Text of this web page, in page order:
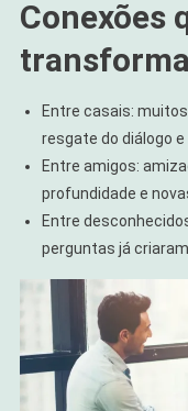
Conexões
Entre casais:
resgate do diálogo
Entre amigos:
profundidade e
Entre
perguntas já